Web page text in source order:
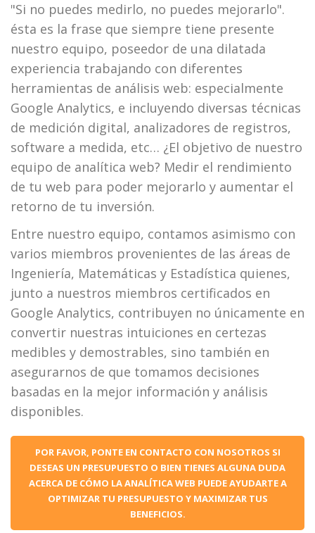
"Si no puedes medirlo, no puedes mejorarlo".
ésta es la frase que siempre tiene presente
nuestro equipo, poseedor de una dilatada
experiencia trabajando con diferentes
herramientas de análisis web: especialmente
Google Analytics, e incluyendo diversas técnicas
de medición digital, analizadores de registros,
software a medida, etc… ¿El objetivo de nuestro
equipo de analítica web? Medir el rendimiento
de tu web para poder mejorarlo y aumentar el
retorno de tu inversión.
Entre nuestro equipo, contamos asimismo con
varios miembros provenientes de las áreas de
Ingeniería, Matemáticas y Estadística quienes,
junto a nuestros miembros certificados en
Google Analytics, contribuyen no únicamente en
convertir nuestras intuiciones en certezas
medibles y demostrables, sino también en
asegurarnos de que tomamos decisiones
basadas en la mejor información y análisis
disponibles.
POR FAVOR, PONTE EN CONTACTO CON NOSOTROS SI
DESEAS UN PRESUPUESTO O BIEN TIENES ALGUNA DUDA
ACERCA DE CÓMO LA ANALÍTICA WEB PUEDE AYUDARTE A
OPTIMIZAR TU PRESUPUESTO Y MAXIMIZAR TUS
BENEFICIOS.